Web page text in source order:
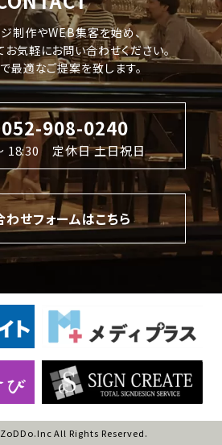
制作やWEB集客を始め、
気軽にお問い合わせください。
最適なご提案を致します。
908-0240
18:30 定休日 土日祝日
せフォームはこちら
All Rights Reserved.